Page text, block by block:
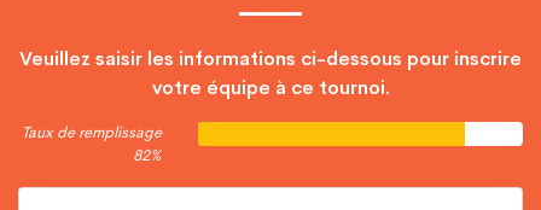
Veuillez saisir les informations ci-dessous pour inscrire
votre équipe à ce tournoi.
Taux de remplissage
82%